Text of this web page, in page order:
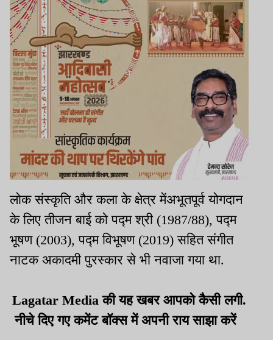
लोक संस्कृति और कला के क्षेत्र मेंअभूतपूर्व योगदान
के लिए तीजन बाई को पद्म श्री (1987/88), पद्म
भूषण (2003), पद्म विभूषण (2019) सहित संगीत
नाटक अकादमी पुरस्कार से भी नवाजा गया था.
Lagatar Media की यह खबर आपको कैसी लगी.
नीचे दिए गए कमेंट बॉक्स में अपनी राय साझा करें